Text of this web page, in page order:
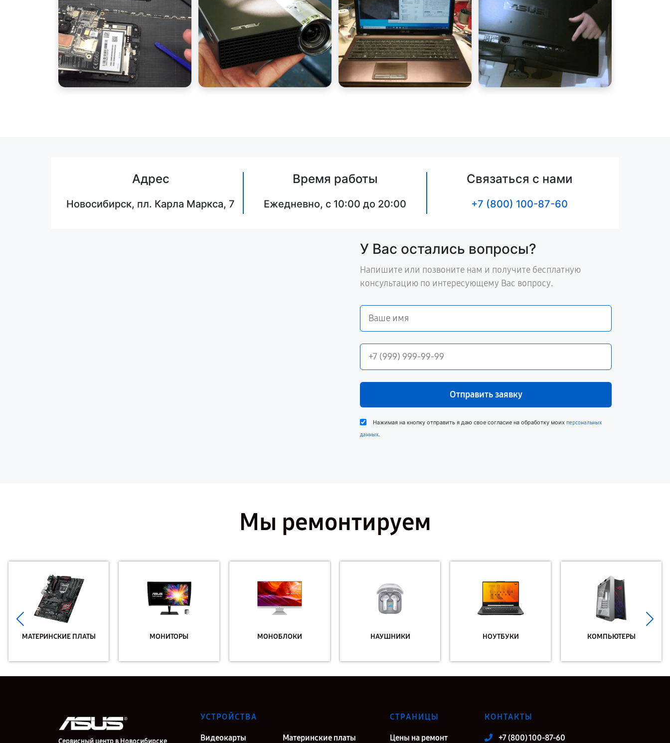
Адрес
Новосибирск, пл. Карла Маркса, 7
Время работы
Ежедневно, с 10:00 до 20:00
Связаться с нами
+7 (800) 100-87-60
У Вас остались вопросы?
Напишите или позвоните нам и получите бесплатную
консультацию по интересующему Вас вопросу.
Отправить заявку
Нажимая на кнопку отправить я даю свое согласие на обработку моих персональных
данных.
Мы ремонтируем
МАТЕРИНСКИЕ ПЛАТЫ МОНИТОРЫ МОНОБЛОКИ НАУШНИКИ НОУТБУКИ КОМПЬЮТЕРЫ
Сервисный центр в Новосибирске
УСТРОЙСТВА
Видеокарты Материнские платы
СТРАНИЦЫ
Цены на ремонт
КОНТАКТЫ
+7 (800) 100-87-60